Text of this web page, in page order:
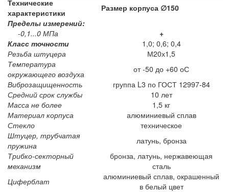
Технические
характеристики
Размер корпуса ∅150
Пределы измерений:
-0,1...0 МПа
+
Класс точности
1,0; 0,6; 0,4
Резьба штуцера
М20х1,5
Температура
окружающего воздуха
от -50 до +60 оС
Виброзащищенность
группа L3 по ГОСТ 12997-84
Средний срок службы
10 лет
Масса не более
1,5 кг
Материал корпуса
алюминиевый сплав
Стекло
техническое
Штуцер, трубчатая
пружина
латунь, бронза
Трибко-секторный
механизм
бронза, латунь, нержавеющая
сталь
Циферблат
алюминиевый сплав, окрашенный
в белый цвет